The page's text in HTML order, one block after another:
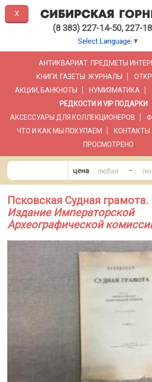
(8 383) 227-14-50, 227-
Select Language ▼
АНТИКВАРИАТ. ПРЕДМЕТЫ
КНИГИ. ГАЗЕТЫ. ЖУРНАЛЫ
АКЦИИ, БАНКНОТЫ
НУМИЗМАТИКА
РЕДКОСТИ И VIP ПОДАРКИ
АКСЕССУАРЫ ДЛЯ КОЛЛЕКЦИОНЕРОВ
ЧТО И КАК МЫ ПОКУПАЕМ
КОНТАКТЫ
ПРОСМОТРЕНО
цена: -
Псковская Судная грамота.
Издание Императорской
Археографической
X